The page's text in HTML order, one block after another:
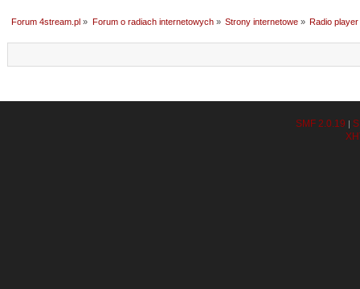
Forum 4stream.pl » Forum o radiach internetowych» Strony internetowe» Radio player
SMF 2.0.19 |